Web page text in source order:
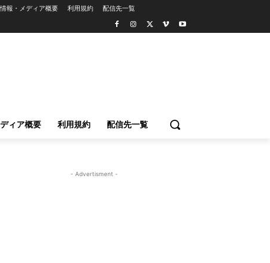
報・メディア概要 利用規約 配信先一覧
ィア概要 利用規約 配信先一覧
- Advertisment -